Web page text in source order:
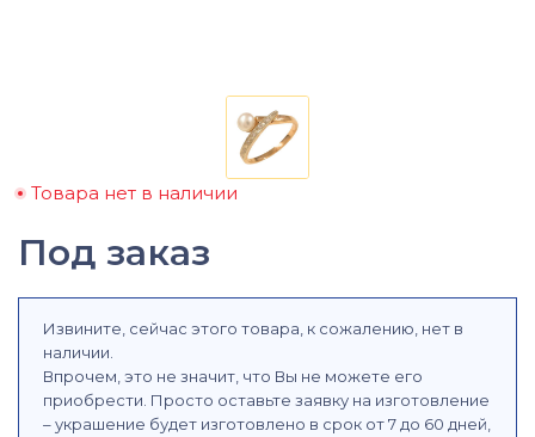
Товара нет в наличии
Под заказ
Извините, сейчас этого товара, к сожалению, нет в
наличии.
Впрочем, это не значит, что Вы не можете его
приобрести. Просто оставьте заявку на изготовление
– украшение будет изготовлено в срок от 7 до 60 дней,